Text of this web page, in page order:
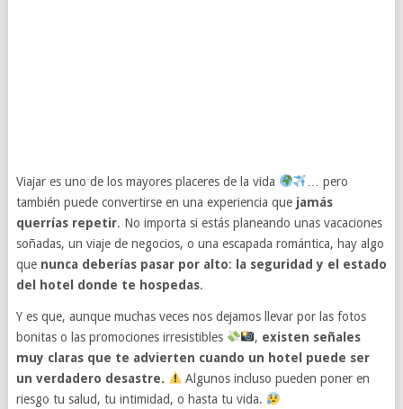
Viajar es uno de los mayores placeres de la vida
… pero
también puede convertirse en una experiencia que jamás
querrías repetir. No importa si estás planeando unas vacaciones
soñadas, un viaje de negocios, o una escapada romántica, hay algo
que nunca deberías pasar por alto:
la seguridad y el estado
del hotel donde te hospedas.
Y es que, aunque muchas veces nos dejamos llevar por las fotos
bonitas o las promociones irresistibles
, existen señales
muy claras que te advierten cuando un hotel puede ser
un verdadero desastre.
Algunos incluso pueden poner en
riesgo tu salud, tu intimidad, o hasta tu vida.